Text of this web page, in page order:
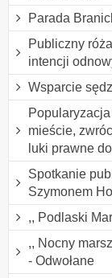
Parada
Publiczny
intencji
Wsparcie
mieście,
luki prawne
Spotkanie
Szymonem
,, Podlaski
,, Nocny
- Odwołane